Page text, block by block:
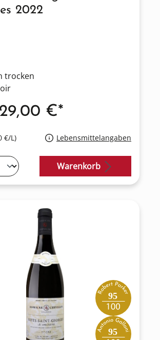
2022
trocken
€/L) Lebensmittelangaben
€*
Warenkorb
95
95